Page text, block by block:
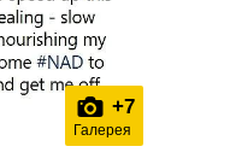
+7
Галерея